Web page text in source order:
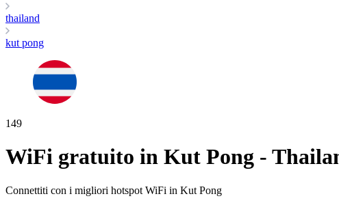
thailand
kut pong
149
WiFi gratuito in Kut Pong -
Connettiti con i migliori hotspot WiFi in Kut Pong